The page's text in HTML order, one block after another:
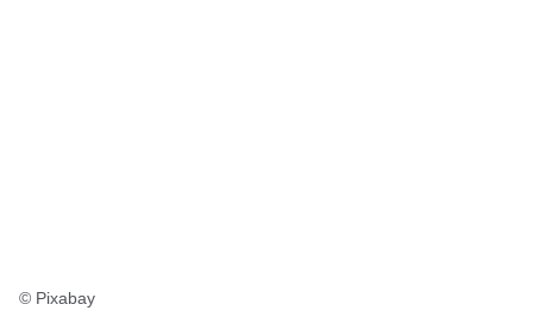
© Pixabay